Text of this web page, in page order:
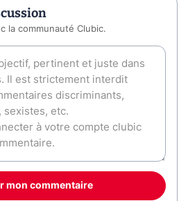
la communauté Clubic.
mon commentaire